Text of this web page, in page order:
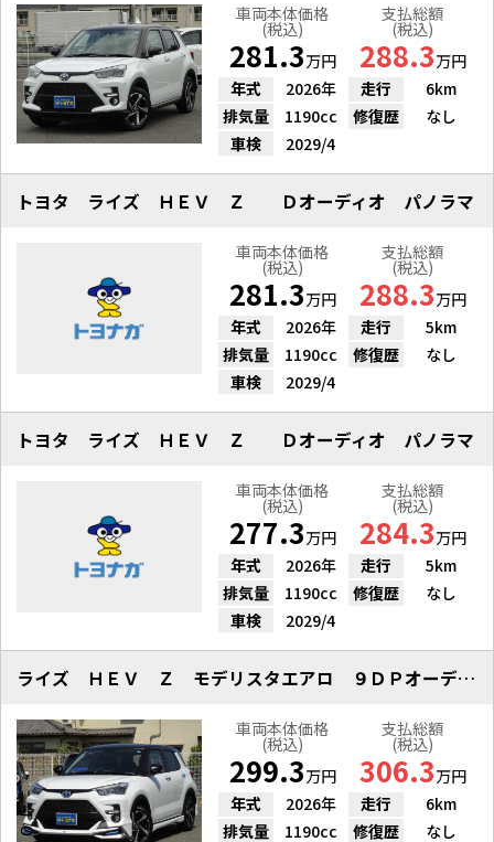
車両本体価格
(税込)
281.3万円
支払総額
(税込)
288.3万円
年式
2026年 走行
6km
排気量
1190cc 修復歴
なし
車検
2029/4
トヨタ ライズ ＨＥＶ Ｚ Ｄオーディオ パノラマ
車両本体価格
(税込)
281.3万円
支払総額
(税込)
288.3万円
年式
2026年 走行
5km
排気量
1190cc 修復歴
なし
車検
2029/4
トヨタ ライズ ＨＥＶ Ｚ Ｄオーディオ パノラマ
車両本体価格
(税込)
277.3万円
支払総額
(税込)
284.3万円
年式
2026年 走行
5km
排気量
1190cc 修復歴
なし
車検
2029/4
ライズ ＨＥＶ Ｚ モデリスタエアロ ９ＤＰオーディオ 全方位
車両本体価格
(税込)
299.3万円
支払総額
(税込)
306.3万円
年式
2026年 走行
6km
排気量
1190cc 修復歴 なし